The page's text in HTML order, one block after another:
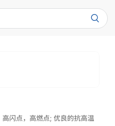
闪点，高燃点; 优良的抗高温